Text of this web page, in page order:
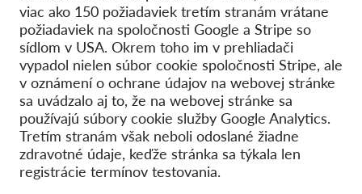
viac ako 150 požiadaviek tretím stranám vrátane
požiadaviek na spoločnosti Google a Stripe so
sídlom v USA. Okrem toho im v prehliadači
vypadol nielen súbor cookie spoločnosti Stripe, ale
v oznámení o ochrane údajov na webovej stránke
sa uvádzalo aj to, že na webovej stránke sa
používajú súbory cookie služby Google Analytics.
Tretím stranám však neboli odoslané žiadne
zdravotné údaje, keďže stránka sa týkala len
registrácie termínov testovania.